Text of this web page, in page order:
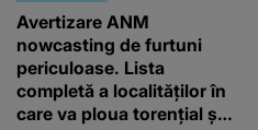
Avertizare ANM
nowcasting de furtuni
periculoase. Lista
completă a localităților în
care va ploua torențial și